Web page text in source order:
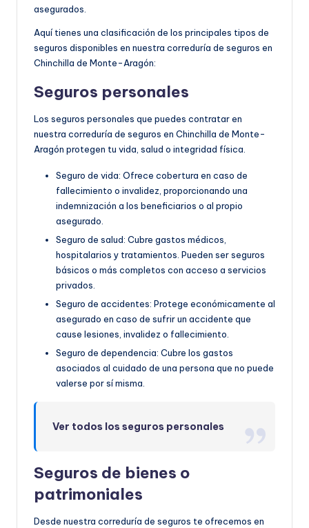
asegurados.
Aquí tienes una clasificación de los principales tipos de
seguros disponibles en nuestra correduría de seguros en
Chinchilla de Monte-Aragón:
Seguros personales
Los seguros personales que puedes contratar en
nuestra correduría de seguros en Chinchilla de Monte-
Aragón protegen tu vida, salud o integridad física.
Seguro de vida: Ofrece cobertura en caso de
fallecimiento o invalidez, proporcionando una
indemnización a los beneficiarios o al propio
asegurado.
Seguro de salud: Cubre gastos médicos,
hospitalarios y tratamientos. Pueden ser seguros
básicos o más completos con acceso a servicios
privados.
Seguro de accidentes: Protege económicamente al
asegurado en caso de sufrir un accidente que
cause lesiones, invalidez o fallecimiento.
Seguro de dependencia: Cubre los gastos
asociados al cuidado de una persona que no puede
valerse por sí misma.
Ver todos los seguros personales
Seguros de bienes o
patrimoniales
Desde nuestra correduría de seguros te ofrecemos en